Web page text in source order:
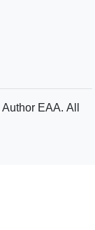
Author EAA. All